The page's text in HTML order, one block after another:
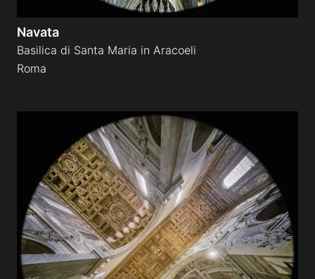
Navata
Basilica di Santa Maria in Aracoeli
Roma